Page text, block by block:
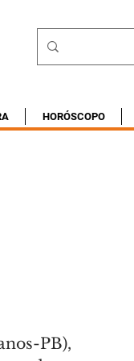
HORÓSCOPO
PB),